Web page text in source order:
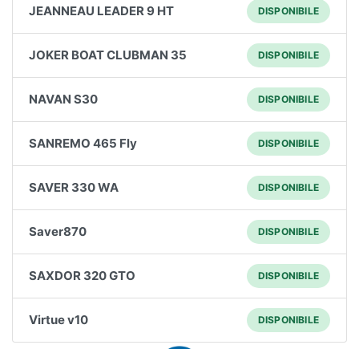
JEANNEAU LEADER 9 HT DISPONIBILE
JOKER BOAT CLUBMAN 35 DISPONIBILE
NAVAN S30 DISPONIBILE
SANREMO 465 Fly DISPONIBILE
SAVER 330 WA DISPONIBILE
Saver870 DISPONIBILE
SAXDOR 320 GTO DISPONIBILE
Virtue v10 DISPONIBILE